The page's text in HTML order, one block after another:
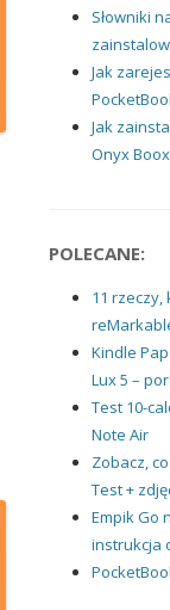
Słowniki
Jak
Jak
Onyx
POLECANE:
11
Kindle
Lux 5 –
Test 10-
Note Air
Zobacz,
Test +
Empik Go
instrukcja